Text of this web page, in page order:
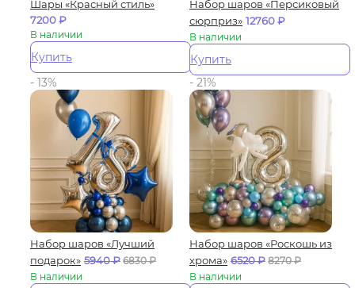
Шары «Красный стиль»
7200₽
В наличии
Купить
Набор шаров «Персиковый
сюрприз» 12760₽
В наличии
Купить
- 13%
Набор шаров «Лучший
подарок» 5940₽ 6830₽
В наличии
- 21%
Набор шаров «Роскошь из
хрома» 6520₽ 8270₽
В наличии